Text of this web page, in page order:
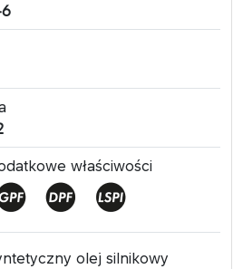
właściwości
olej silnikowy